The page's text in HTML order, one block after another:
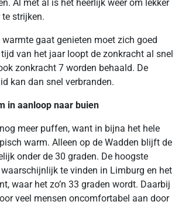
Al met al is het heerlijk weer om lekker
te strijken.
gaat genieten moet zich goed
van het jaar loopt de zonkracht al snel
zonkracht 7 worden behaald. De
kan dan snel verbranden.
in aanloop naar buien
meer puffen, want in bijna het hele
warm. Alleen op de Wadden blijft de
onder de 30 graden. De hoogste
te vinden in Limburg en het
waar het zo’n 33 graden wordt. Daarbij
veel mensen oncomfortabel aan door